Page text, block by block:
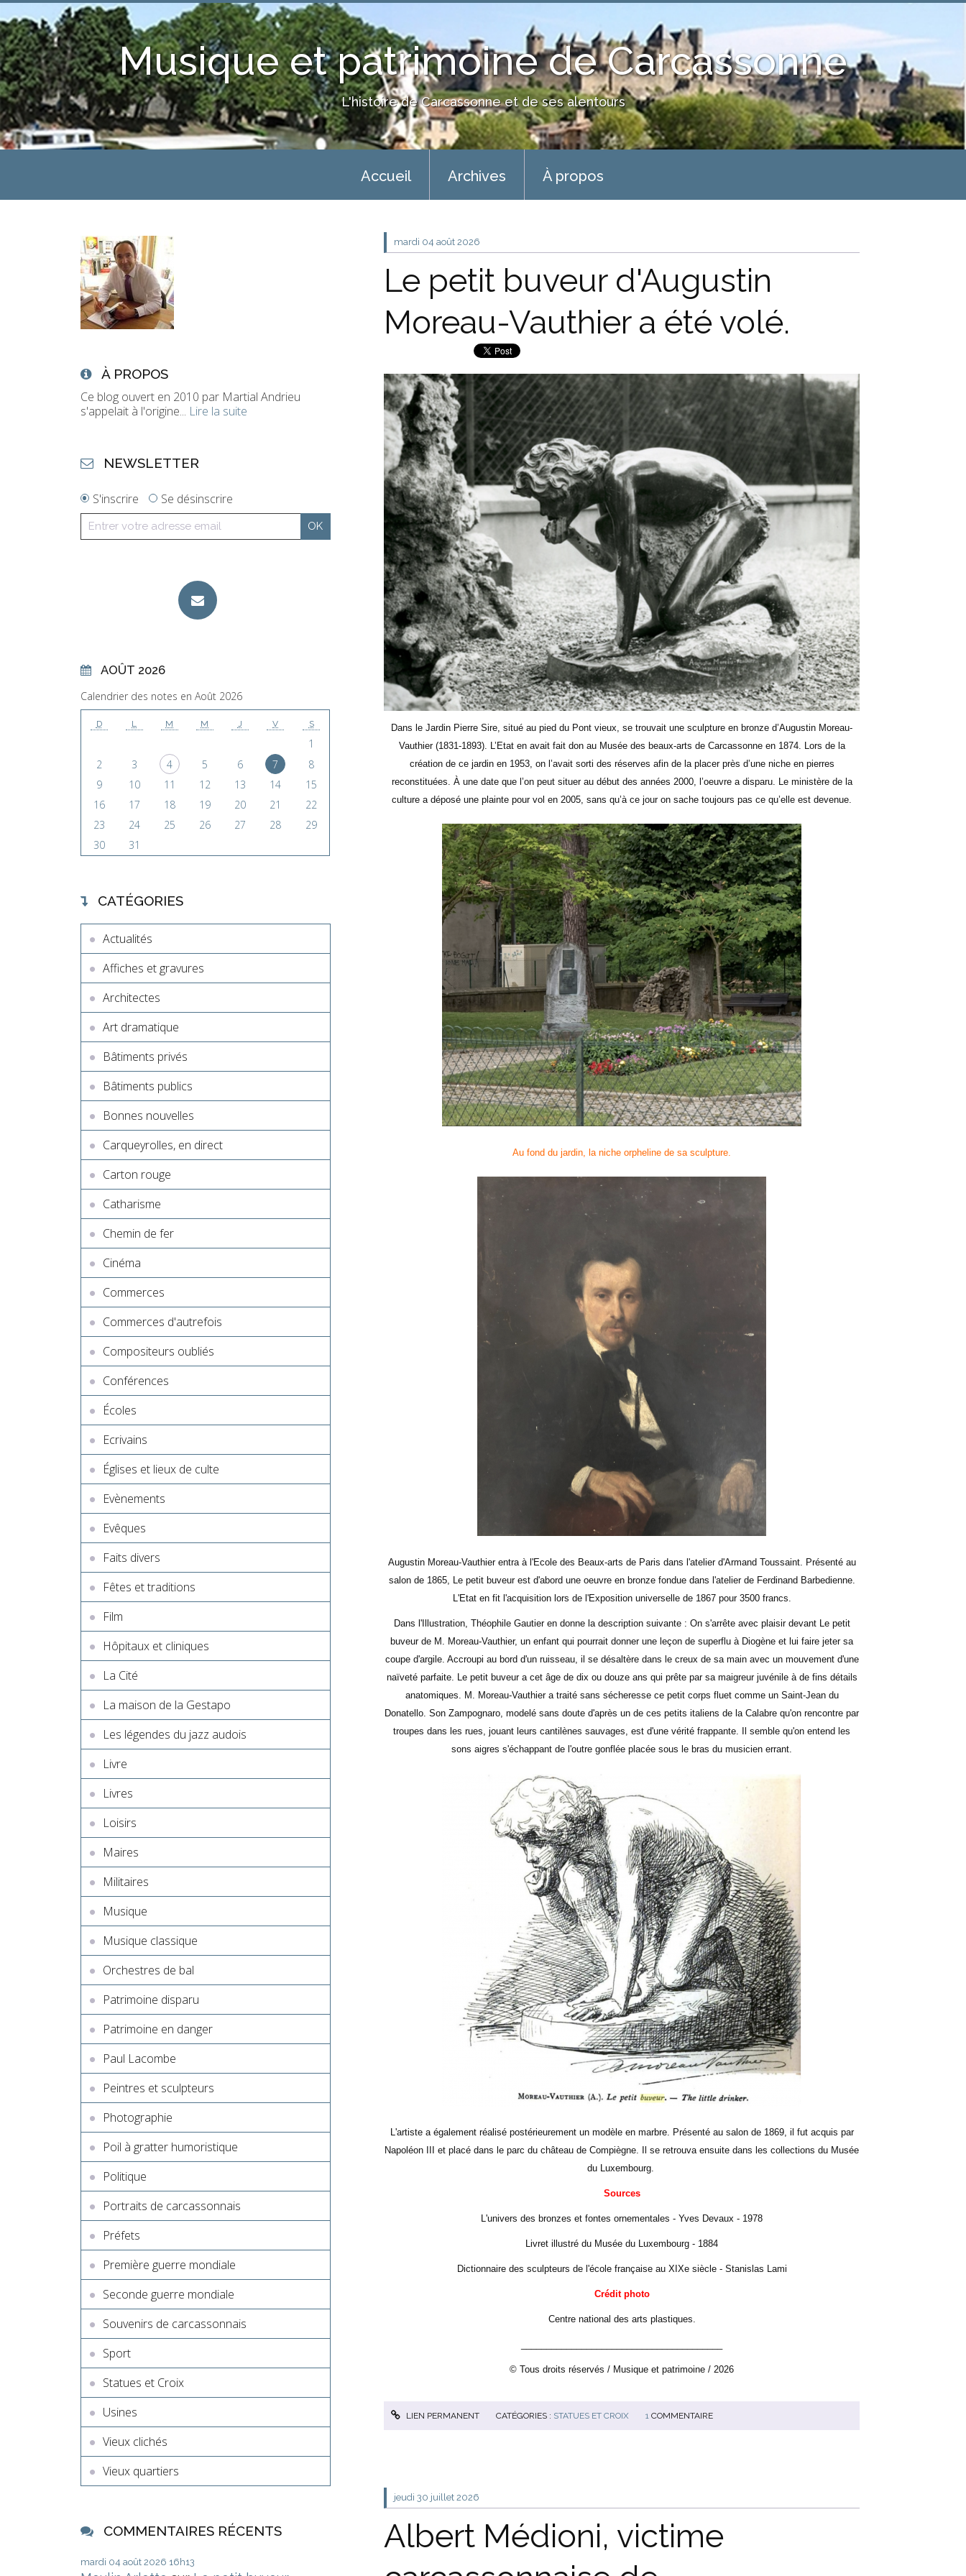
Musique et patrimoine de Carcassonne
L'histoire de Carcassonne et de ses alentours
Accueil Archives À propos
À PROPOS
Ce blog ouvert en 2010 par Martial Andrieu
s'appelait à l'origine... Lire la suite
NEWSLETTER
S'inscrire Se désinscrire
AOÛT 2026
Calendrier des notes en Août 2026
D L M M J V S
1
2
3 4 5 6 7
8
9
10 11 12 13 14
15
16
17 18 19 20 21
22
23
24 25 26 27 28
29
30
31
CATÉGORIES
Actualités
Affiches et gravures
Architectes
Art dramatique
Bâtiments privés
Bâtiments publics
Bonnes nouvelles
Carqueyrolles, en direct
Carton rouge
Catharisme
Chemin de fer
Cinéma
Commerces
Commerces d'autrefois
Compositeurs oubliés
Conférences
Écoles
Ecrivains
Églises et lieux de culte
Evènements
Evêques
Faits divers
Fêtes et traditions
Film
Hôpitaux et cliniques
La Cité
La maison de la Gestapo
Les légendes du jazz audois
Livre
Livres
Loisirs
Maires
Militaires
Musique
Musique classique
Orchestres de bal
Patrimoine disparu
Patrimoine en danger
Paul Lacombe
Peintres et sculpteurs
Photographie
Poil à gratter humoristique
Politique
Portraits de carcassonnais
Préfets
Première guerre mondiale
Seconde guerre mondiale
Souvenirs de carcassonnais
Sport
Statues et Croix
Usines
Vieux clichés
Vieux quartiers
COMMENTAIRES RÉCENTS
mardi 04 août 2026 16h13
mardi 04 août 2026
Le petit buveur d'Augustin
Moreau-Vauthier a été volé.
Dans le Jardin Pierre Sire, situé au pied du Pont vieux, se trouvait une sculpture en bronze d’Augustin Moreau-
Vauthier (1831-1893). L’Etat en avait fait don au Musée des beaux-arts de Carcassonne en 1874. Lors de la
création de ce jardin en 1953, on l’avait sorti des réserves afin de la placer près d’une niche en pierres
reconstituées. À une date que l’on peut situer au début des années 2000, l’oeuvre a disparu. Le ministère de la
culture a déposé une plainte pour vol en 2005, sans qu’à ce jour on sache toujours pas ce qu’elle est devenue.
Au fond du jardin, la niche orpheline de sa sculpture.
Augustin Moreau-Vauthier entra à l'Ecole des Beaux-arts de Paris dans l'atelier d'Armand Toussaint. Présenté au
salon de 1865, Le petit buveur est d'abord une oeuvre en bronze fondue dans l'atelier de Ferdinand Barbedienne.
L'Etat en fit l'acquisition lors de l'Exposition universelle de 1867 pour 3500 francs.
Dans l'Illustration, Théophile Gautier en donne la description suivante : On s'arrête avec plaisir devant Le petit
buveur de M. Moreau-Vauthier, un enfant qui pourrait donner une leçon de superflu à Diogène et lui faire jeter sa
coupe d'argile. Accroupi au bord d'un ruisseau, il se désaltère dans le creux de sa main avec un mouvement d'une
naïveté parfaite. Le petit buveur a cet âge de dix ou douze ans qui prête par sa maigreur juvénile à de fins détails
anatomiques. M. Moreau-Vauthier a traité sans sécheresse ce petit corps fluet comme un Saint-Jean du
Donatello. Son Zampognaro, modelé sans doute d'après un de ces petits italiens de la Calabre qu'on rencontre par
troupes dans les rues, jouant leurs cantilènes sauvages, est d'une vérité frappante. Il semble qu'on entend les
sons aigres s'échappant de l'outre gonflée placée sous le bras du musicien errant.
L'artiste a également réalisé postérieurement un modèle en marbre. Présenté au salon de 1869, il fut acquis par
Napoléon III et placé dans le parc du château de Compiègne. Il se retrouva ensuite dans les collections du Musée
du Luxembourg.
Sources
L'univers des bronzes et fontes ornementales - Yves Devaux - 1978
Livret illustré du Musée du Luxembourg - 1884
Dictionnaire des sculpteurs de l'école française au XIXe siècle - Stanislas Lami
Crédit photo
Centre national des arts plastiques.
© Tous droits réservés / Musique et patrimoine / 2026
LIEN PERMANENT CATÉGORIES : STATUES ET CROIX 1 COMMENTAIRE
jeudi 30 juillet 2026
Albert Médioni, victime